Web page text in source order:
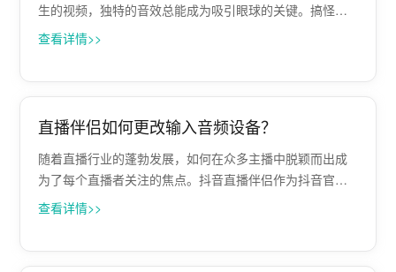
生的视频，独特的音效总能成为吸引眼球的关键。搞怪音
效以其独特的魅力和无限的创意空间，成为游戏娱乐和视
查看详情>>
直播伴侣如何更改输入音频设备？
随着直播行业的蓬勃发展，如何在众多主播中脱颖而出成
为了每个直播者关注的焦点。抖音直播伴侣作为抖音官方
推出的直播工具，以其强大的功能和便捷的操作赢得了广
查看详情>>